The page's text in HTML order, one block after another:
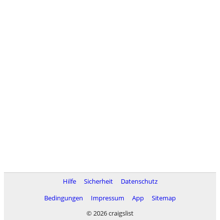
Hilfe Sicherheit
Datenschutz
Bedingungen
Impressum App
Sitemap
© 2026 craigslist